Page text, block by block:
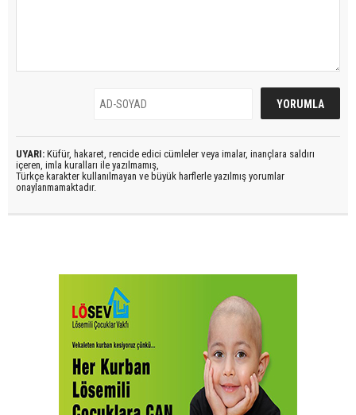
UYARI: Küfür, hakaret, rencide edici cümleler veya imalar, inançlara saldırı
içeren, imla kuralları ile yazılmamış,
Türkçe karakter kullanılmayan ve büyük harflerle yazılmış yorumlar
onaylanmamaktadır.